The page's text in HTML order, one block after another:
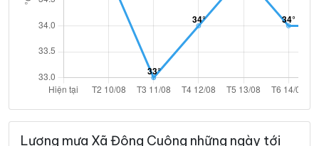
Lượng mưa Xã Đông Cuông những ngày tới